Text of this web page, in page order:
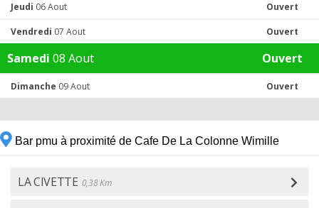
Jeudi 06 Aout Ouvert
Vendredi 07 Aout Ouvert
Samedi 08 Aout Ouvert
Dimanche 09 Aout Ouvert
Bar pmu à proximité de Cafe De La Colonne Wimille
LA CIVETTE 0,38 Km